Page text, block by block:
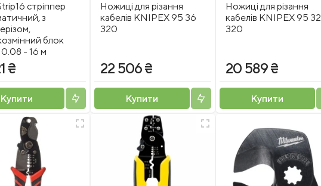
стріппер
з
блок
0.08 - 16 м
₴
Купити
Ножиці для різання
кабелів KNIPEX 95 36
320
22 506 ₴
Купити
Ножиці для різання
кабелів KNIPEX 95 32
320
20 589 ₴
Купити